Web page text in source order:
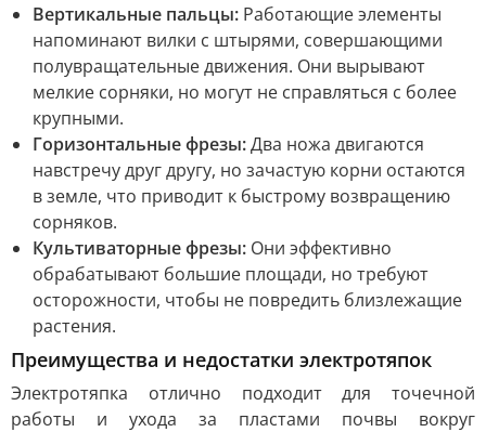
Вертикальные пальцы: Работающие элементы
напоминают вилки с штырями, совершающими
полувращательные движения. Они вырывают
мелкие сорняки, но могут не справляться с более
крупными.
Горизонтальные фрезы:Два ножа двигаются
навстречу друг другу, но зачастую корни остаются
в земле, что приводит к быстрому возвращению
сорняков.
Культиваторные фрезы: Они эффективно
обрабатывают большие площади, но требуют
осторожности, чтобы не повредить близлежащие
растения.
Преимущества и недостатки электротяпок
Электротяпка отлично подходит для точечной
работы и ухода за пластами почвы вокруг